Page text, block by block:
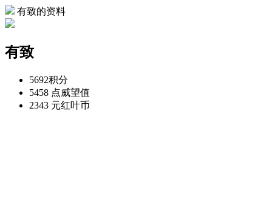
有致的资料
有致
5692积分
5458 点威望值
2343 元红叶币